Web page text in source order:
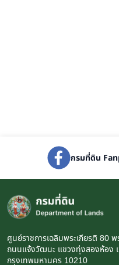
กรมที่ดิน
ศูนย์ราชการเฉลิมพระเกียรติ 80 พ
ถนนแจ้งวัฒนะ แขวงทุ่งสองห้อง
กรุงเทพมหานคร 10210